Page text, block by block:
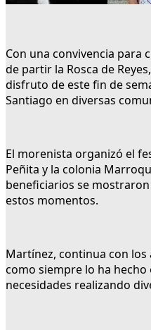
Con una convivencia para
de partir la Rosca de
disfruto de este fin de
Santiago en diversas
El morenista organizó el
Peñita y la colonia
beneficiarios se
estos momentos.
Martínez, continua con los
como siempre lo ha
necesidades realizando